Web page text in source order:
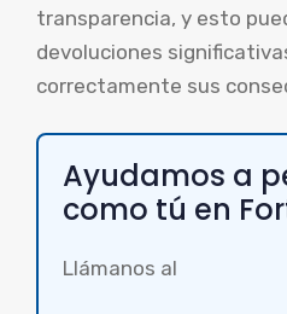
transparencia, y esto
devoluciones
correctamente sus
Ayudamos a
como tú en
Llámanos al